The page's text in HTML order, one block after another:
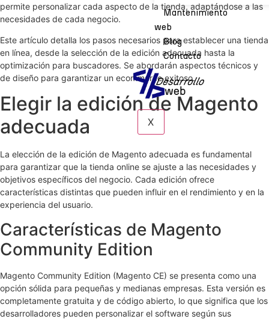
Mantenimiento
web
Blog
Contacto
X
permite personalizar cada aspecto de la tienda, adaptándose a las
necesidades de cada negocio.
Este artículo detalla los pasos necesarios para establecer una tienda
en línea, desde la selección de la edición adecuada hasta la
optimización para buscadores. Se abordarán aspectos técnicos y
de diseño para garantizar un ecommerce exitoso.
Elegir la edición de Magento
adecuada
La elección de la edición de Magento adecuada es fundamental
para garantizar que la tienda online se ajuste a las necesidades y
objetivos específicos del negocio. Cada edición ofrece
características distintas que pueden influir en el rendimiento y en la
experiencia del usuario.
Características de Magento
Community Edition
Magento Community Edition (Magento CE) se presenta como una
opción sólida para pequeñas y medianas empresas. Esta versión es
completamente gratuita y de código abierto, lo que significa que los
desarrolladores pueden personalizar el software según sus